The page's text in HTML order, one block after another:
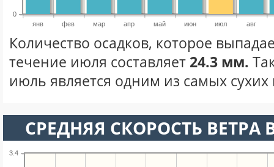
янв фев мар апр май июн июл авг
0
Количество осадков, которое
течение июля составляет 24.3 мм.
июль является одним из самых сухих
СРЕДНЯЯ СКОРОСТЬ
3.4